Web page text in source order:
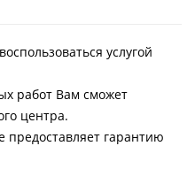
услугой
работ Вам сможет
центра.
предоставляет гарантию